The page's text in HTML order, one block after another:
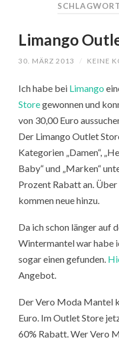
Limango
30. MÄRZ 2013 / KEINE
Ich habe bei Limango
Storegewonnen und
von 30,00 Euro
Der Limango Outlet
Kategorien „Damen“,
Baby“ und „Marken“
Prozent Rabatt an.
kommen neue hinzu.
Da ich schon länger auf
Wintermantel war habe
sogar einen gefunden.
Angebot.
Der Vero Moda Mantel
Euro. Im Outlet Store
60% Rabatt. Wer Vero